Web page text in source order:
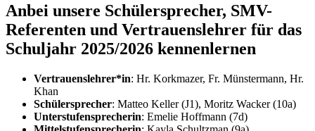
Anbei unsere Schülersprecher, SMV-
Referenten und Vertrauenslehrer für das
Schuljahr 2025/2026 kennenlernen
Vertrauenslehrer*in: Hr. Korkmazer, Fr. Münstermann, Hr.
Khan
Schülersprecher: Matteo Keller (J1), Moritz Wacker (10a)
Unterstufensprecherin: Emelie Hoffmann (7d)